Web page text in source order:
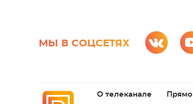
МЫ В СОЦСЕТЯХ
О телеканале